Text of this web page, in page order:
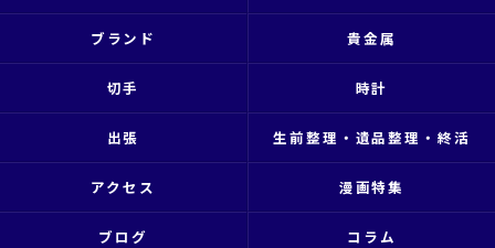
ブランド 貴金属
切手 時計
出張 生前整理・遺品整理・終活
アクセス 漫画特集
ブログ コラム